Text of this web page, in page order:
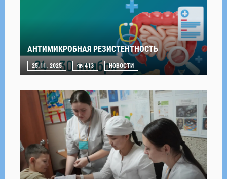
АНТИМИКРОБНАЯ РЕЗИСТЕНТНОСТЬ
25.11. 2025 413 НОВОСТИ